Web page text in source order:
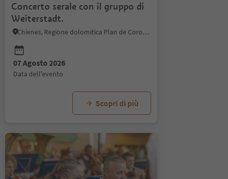
21 Agosto 2026
data dell'evento
Concerto serale con il gruppo di
Weiterstadt.
Chienes, Regione dolomitica Plan de Corones
07 Agosto 2026
data dell'evento
Scopri di più